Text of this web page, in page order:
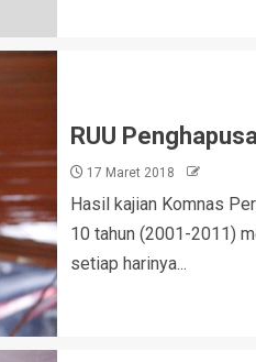
RUU
17 Maret 2018
Hasil kajian Komnas
10 tahun (2001-2011)
setiap harinya...